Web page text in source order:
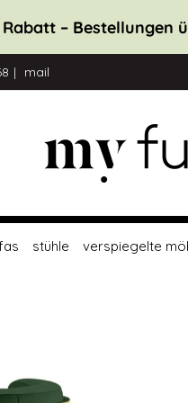
Rabatt – Bestellungen
mail
stühle verspiegelte